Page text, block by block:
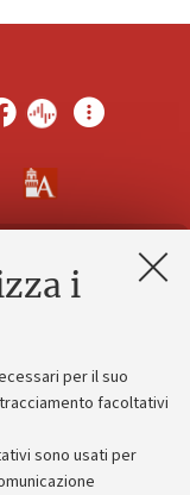
i
per il suo
facoltativi
sono usati per